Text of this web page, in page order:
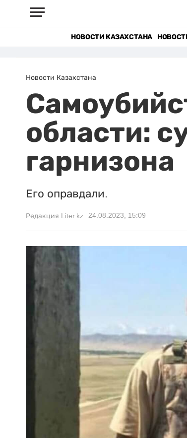
НОВОСТИ КАЗАХСТАНА
Новости Казахстана
области:
гарнизона
Его оправдали.
Редакция Liter.kz 24.08.2023, 15:09